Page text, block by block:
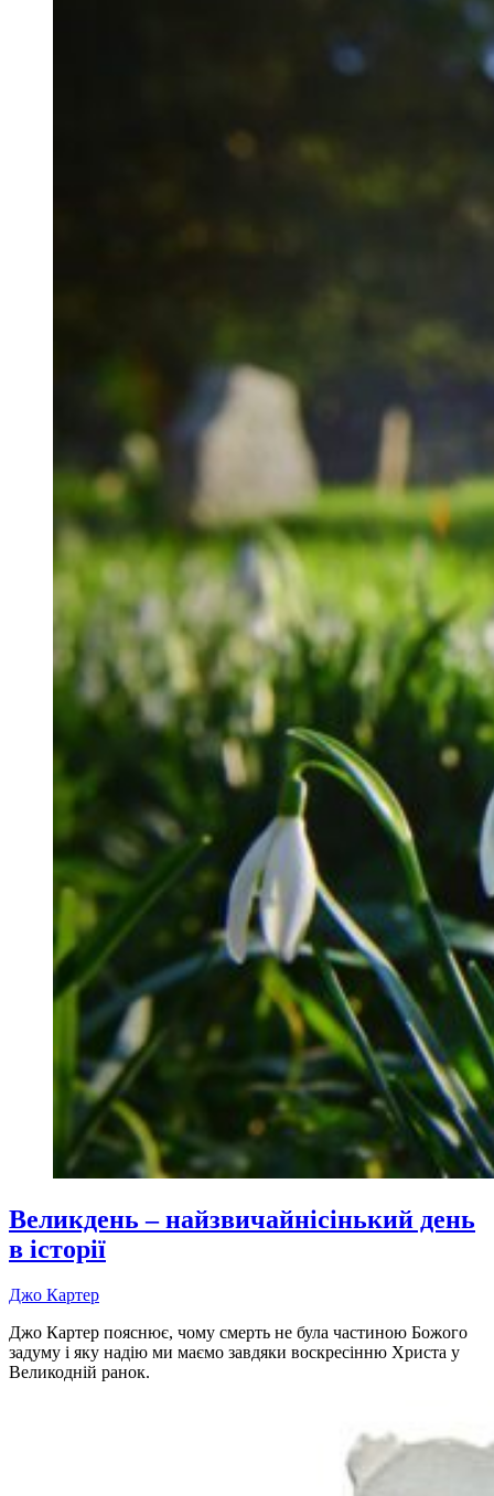
Великдень – найзвичайнісінький день
в історії
Джо Картер
Джо Картер пояснює, чому смерть не була частиною Божого
задуму і яку надію ми маємо завдяки воскресінню Христа у
Великодній ранок.